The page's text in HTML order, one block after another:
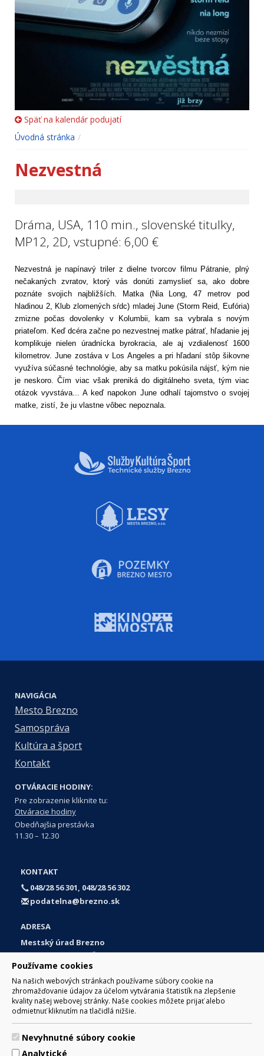
Používame cookies
Na našich webových stránkach používame súbory cookie na
zhromažďovanie údajov za účelom vytvárania štatistík na zlepšenie
kvality našej webovej stránky. Naše cookies môžete prijať alebo
odmietnuť kliknutím na tlačidlá nižšie.
Nevyhnutné súbory cookie
Analytické
Späť na kalendár podujatí
Úvodná stránka
Nezvestná
Dráma, USA, 110 min., slovenské titulky,
MP12, 2D, vstupné: 6,00 €
Nezvestná je napínavý triler z dielne tvorcov filmu Pátranie, plný
nečakaných zvratov, ktorý vás donúti zamyslieť sa, ako dobre
poznáte svojich najbližších. Matka (Nia Long, 47 metrov pod
hladinou 2, Klub zlomených sŕdc) mladej June (Storm Reid, Eufória)
zmizne počas dovolenky v Kolumbii, kam sa vybrala s novým
priateľom. Keď dcéra začne po nezvestnej matke pátrať, hľadanie jej
komplikuje nielen úradnícka byrokracia, ale aj vzdialenosť 1600
kilometrov. June zostáva v Los Angeles a pri hľadaní stôp šikovne
využíva súčasné technológie, aby sa matku pokúsila nájsť, kým nie
je neskoro. Čím viac však preniká do digitálneho sveta, tým viac
otázok vyvstáva... A keď napokon June odhalí tajomstvo o svojej
matke, zistí, že ju vlastne vôbec nepoznala.
NAVIGÁCIA
Mesto Brezno
Samospráva
Kultúra a šport
Kontakt
OTVÁRACIE HODINY:
Pre zobrazenie kliknite tu:
Otváracie hodiny
Obedňajšia prestávka
11.30 – 12.30
KONTAKT
048/28 56 301, 048/28 56 302
podatelna@brezno.sk
ADRESA
Mestský úrad Brezno
Námestie gen. M. R. Štefánika 1
977 01 Brezno
Slovakia (Slovak Republic)
© 2017 Mesto Brezno, Námestie gen. M. R. Štefánika 1, Brezno